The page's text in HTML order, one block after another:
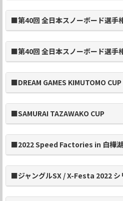
■第40回 全日本スノーボード選手
■第40回 全日本スノーボード選手
■DREAM GAMES KIMUTOMO CUP
■SAMURAI TAZAWAKO CUP
■2022 Speed Factories in 白樺
■ジャングルSX / X-Festa 2022 シ